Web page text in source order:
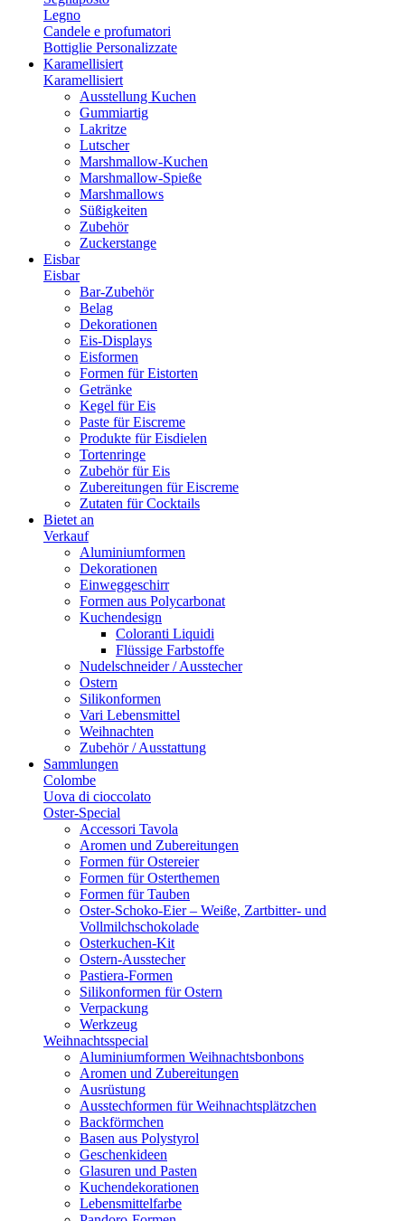
Legno
Candele e profumatori
Bottiglie Personalizzate
Karamellisiert
Karamellisiert
Ausstellung Kuchen
Gummiartig
Lakritze
Lutscher
Marshmallow-Kuchen
Marshmallow-Spieße
Marshmallows
Süßigkeiten
Zubehör
Zuckerstange
Eisbar
Eisbar
Bar-Zubehör
Belag
Dekorationen
Eis-Displays
Eisformen
Formen für Eistorten
Getränke
Kegel für Eis
Paste für Eiscreme
Produkte für Eisdielen
Tortenringe
Zubehör für Eis
Zubereitungen für Eiscreme
Zutaten für Cocktails
Bietet an
Verkauf
Aluminiumformen
Dekorationen
Einweggeschirr
Formen aus Polycarbonat
Kuchendesign
Coloranti Liquidi
Flüssige Farbstoffe
Nudelschneider / Ausstecher
Ostern
Silikonformen
Vari Lebensmittel
Weihnachten
Zubehör / Ausstattung
Sammlungen
Colombe
Uova di cioccolato
Oster-Special
Accessori Tavola
Aromen und Zubereitungen
Formen für Ostereier
Formen für Osterthemen
Formen für Tauben
Oster-Schoko-Eier – Weiße, Zartbitter- und
Vollmilchschokolade
Osterkuchen-Kit
Ostern-Ausstecher
Pastiera-Formen
Silikonformen für Ostern
Verpackung
Werkzeug
Weihnachtsspecial
Aluminiumformen Weihnachtsbonbons
Aromen und Zubereitungen
Ausrüstung
Ausstechformen für Weihnachtsplätzchen
Backförmchen
Basen aus Polystyrol
Geschenkideen
Glasuren und Pasten
Kuchendekorationen
Lebensmittelfarbe